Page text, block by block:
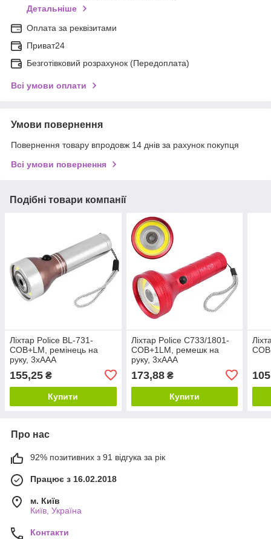
Детальніше
Оплата за реквізитами
Приват24
Безготівковий розрахунок (Передоплата)
Всі умови оплати
Умови повернення
Повернення товару впродовж 14 днів за рахунок покупця
Всі умови повернення
Подібні товари компанії
Ліхтар Police BL-731-
COB+LM, ремінець на
руку, 3хААА
155,25 ₴
Купити
Ліхтар Police C733/1801-
COB+1LM, ремешк на
руку, 3хААА
173,88₴
Купити
Про нас
92% позитивних з 91 відгука за рік
Працює з 16.02.2018
м. Київ
Київ, Україна
Контакти